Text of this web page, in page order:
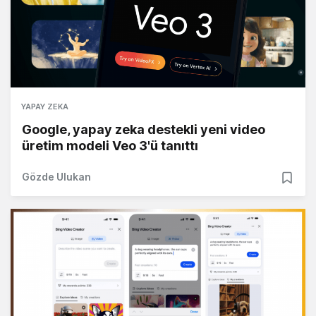
YAPAY ZEKA
Google, yapay zeka destekli yeni video
üretim modeli Veo 3'ü tanıttı
Gözde Ulukan